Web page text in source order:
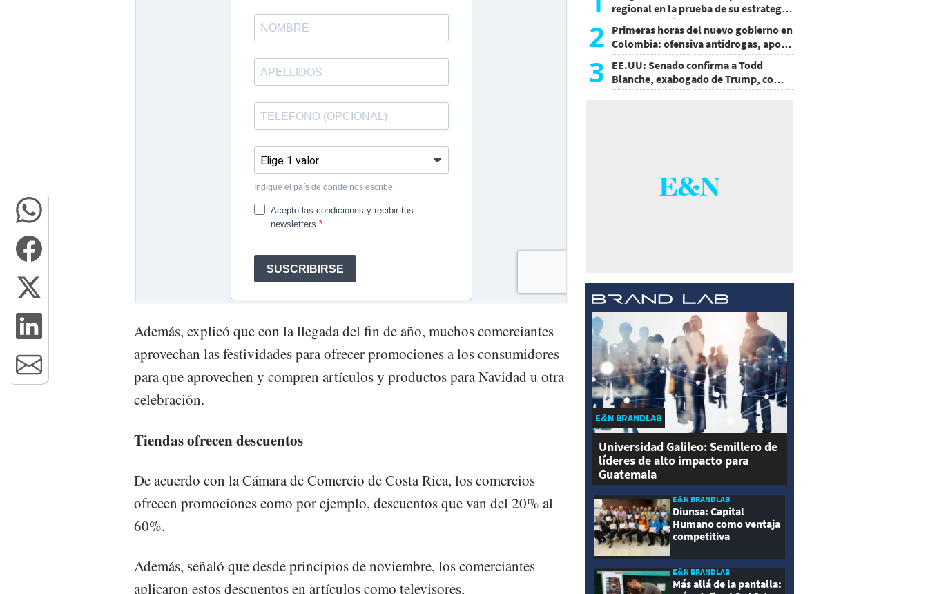
Además, explicó que con la llegada del fin de año, muchos comerciantes
aprovechan las festividades para ofrecer promociones a los consumidores
para que aprovechen y compren artículos y productos para Navidad u otra
celebración.
Tiendas ofrecen descuentos
De acuerdo con la Cámara de Comercio de Costa Rica, los comercios
ofrecen promociones como por ejemplo, descuentos que van del 20% al
60%.
Además, señaló que desde principios de noviembre, los comerciantes
aplicaron estos descuentos en artículos como televisores,
regional en la prueba de su estrategia
de sostenibilidad
2 Primeras horas del nuevo gobierno en
Colombia: ofensiva antidrogas, apoyo
de EE.UU. y un atentado
3 EE.UU: Senado confirma a Todd
Blanche, exabogado de Trump, como
Fiscal General
E&N BRANDLAB
Universidad Galileo: Semillero de
líderes de alto impacto para
Guatemala
E&N BRANDLAB
Diunsa: Capital
Humano como ventaja
competitiva
E&N BRANDLAB
Más allá de la pantalla: